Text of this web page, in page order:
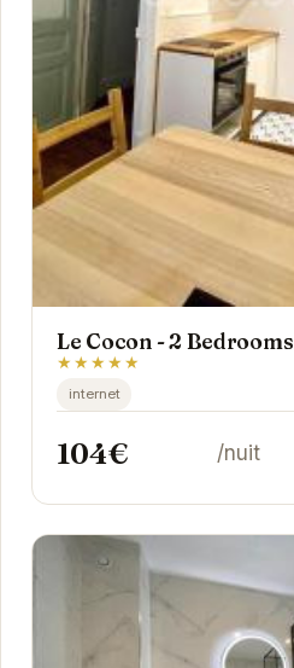
Le Cocon - 2 Bedrooms
★★★★★
internet
104€ /nuit